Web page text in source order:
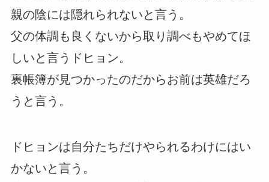
親の陰には隠れられないと言う。
父の体調も良くないから取り調べもやめてほ
しいと言うドヒョン。
裏帳簿が見つかったのだからお前は英雄だろ
うと言う。
ドヒョンは自分たちだけやられるわけにはい
かないと言う。